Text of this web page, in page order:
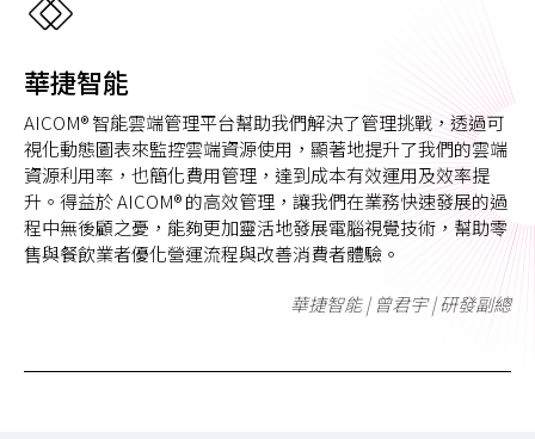
華捷智能
AICOM® 智能雲端管理平台幫助我們解決了管理挑戰，透過可
視化動態圖表來監控雲端資源使用，顯著地提升了我們的雲端
資源利用率，也簡化費用管理，達到成本有效運用及效率提
升。得益於 AICOM® 的高效管理，讓我們在業務快速發展的過
程中無後顧之憂，能夠更加靈活地發展電腦視覺技術，幫助零
售與餐飲業者優化營運流程與改善消費者體驗。
華捷智能 | 曾君宇 | 研發副總